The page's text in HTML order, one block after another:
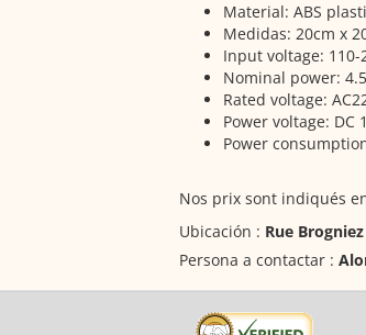
Material: ABS
Medidas: 20cm x
Input voltage:
Nominal power:
Rated voltage:
Power voltage: DC
Power
Nos prix sont indiqués
Ubicación : Rue
Persona a contactar :